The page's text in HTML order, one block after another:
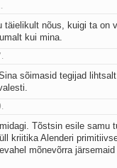
täielikult nõus, kuigi ta on
kui mina.
sõimasid tegijad
Tõstsin esile samu
kriitika Alenderi
mõnevõrra